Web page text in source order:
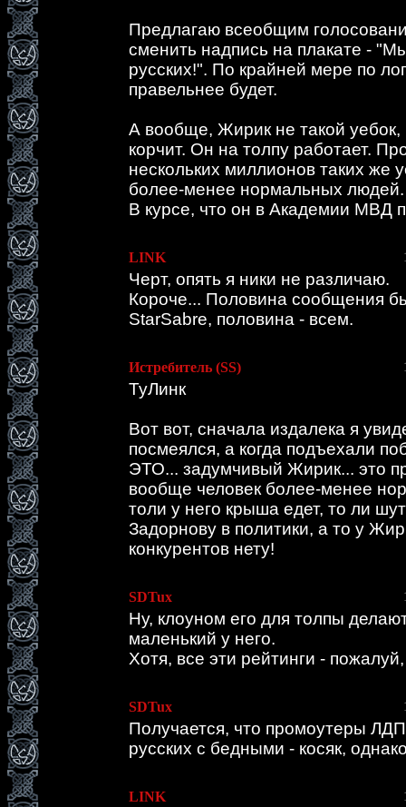
Предлагаю всеобщим
сменить надпись на плакате -
русских!". По крайней мере по
правельнее будет.
А вообще, Жирик не такой уебок,
корчит. Он на толпу работает.
нескольких миллионов таких же
более-менее нормальных людей.
В курсе, что он в Академии МВД
LINK
Черт, опять я ники не различаю.
Короче... Половина сообщения
StarSabre, половина - всем.
Истребитель (SS)
ТуЛинк
Вот вот, сначала издалека я
посмеялся, а когда подъехали
ЭТО... задумчивый Жирик... это
вообще человек более-менее
толи у него крыша едет, то ли
Задорнову в политики, а то у
конкурентов нету!
SDTux
Ну, клоуном его для толпы
маленький у него.
Хотя, все эти рейтинги -
SDTux
Получается, что промоутеры
русских с бедными - косяк,
LINK